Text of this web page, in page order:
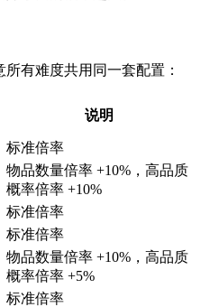
有难度共用同一套配置：
说明
标准倍率
物品数量倍率 +10%，高品质
概率倍率 +10%
标准倍率
标准倍率
物品数量倍率 +10%，高品质
概率倍率 +5%
标准倍率